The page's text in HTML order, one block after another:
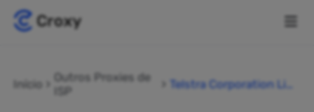
Início
Outros Proxies de
ISP
Telstra Corporation Limi